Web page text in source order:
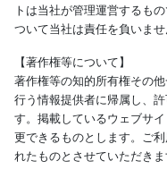
トは当社が管理運営するも
ついて当社は責任を負いませ
【著作権等について】
著作権等の知的所有権その
行う情報提供者に帰属し、
す。掲載しているウェブサ
更できるものとします。ご
れたものとさせていただきま